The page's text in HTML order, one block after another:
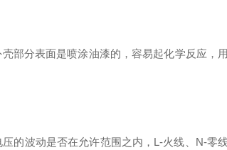
分表面是喷涂油漆的，容易起化学反应，
波动是否在允许范围之内，L-火线、N-零